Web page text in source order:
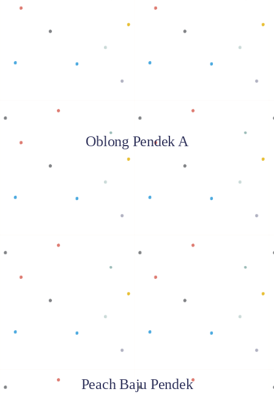
Baca selengkapnya
Oblong Pendek A
Baca selengkapnya
Peach Baju Pendek